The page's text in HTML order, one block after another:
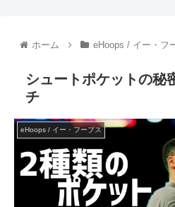
ホーム eHoops / イー・フ
シュートポケットの秘
チ
eHoops / イー・フープス